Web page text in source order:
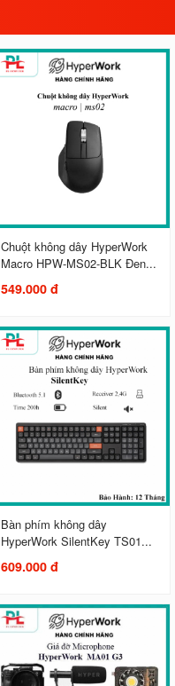
Chuột không dây HyperWork
Macro HPW-MS02-BLK Đen...
549.000 đ
Bàn phím không dây
HyperWork SilentKey TS01...
609.000 đ